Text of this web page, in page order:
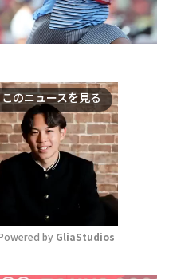
このニュースを見る
Powered by GliaStudios